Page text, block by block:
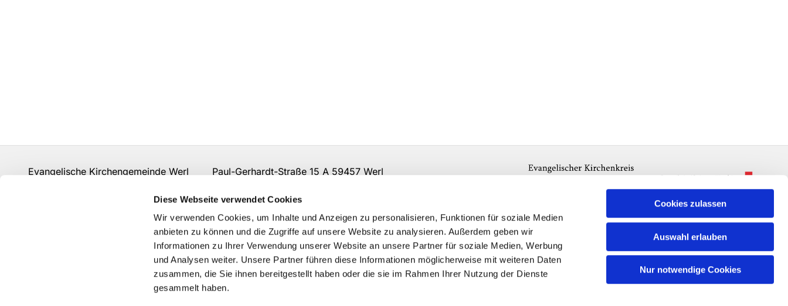
Diese Webseite verwendet Cookies
Wir verwenden Cookies, um Inhalte und Anzeigen zu personalisieren, Funktionen für soziale Medien
anbieten zu können und die Zugriffe auf unsere Website zu analysieren. Außerdem geben wir
Informationen zu Ihrer Verwendung unserer Website an unsere Partner für soziale Medien, Werbung
und Analysen weiter. Unsere Partner führen diese Informationen möglicherweise mit weiteren Daten
zusammen, die Sie ihnen bereitgestellt haben oder die sie im Rahmen Ihrer Nutzung der Dienste
gesammelt haben.
Cookies zulassen
Auswahl erlauben
Nur notwendige Cookies
Evangelische Kirchengemeinde Werl Paul-Gerhardt-Straße 15 A 59457 Werl